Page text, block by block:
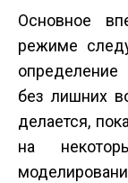
Основное
режиме
определение
без лишних
делается,
на